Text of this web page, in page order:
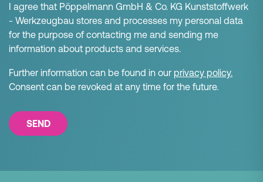
I agree that Pöppelmann GmbH & Co. KG Kunststoffwerk
- Werkzeugbau stores and processes my personal data
for the purpose of contacting me and sending me
information about products and services.
Further information can be found in our privacy policy.
Consent can be revoked at any time for the future.
SEND